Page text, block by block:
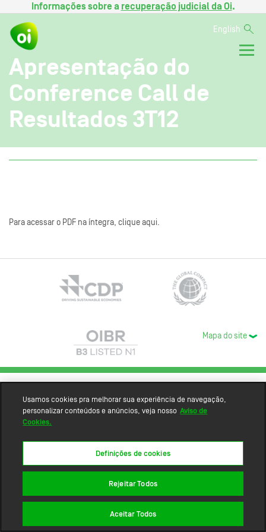
Informações sobre a recuperação judicial da Oi.
English
Apresentação do
Conference Call de
Resultados 3T12
Para acessar o PDF na íntegra, clique aqui.
Mapa do site
Usamos cookies pra melhorar sua experiência de navegação,
personalizar conteúdos e anúncios, veja nosso Aviso de
Cookies.
Definições de cookies
Rejeitar Todos
Aceitar Todos